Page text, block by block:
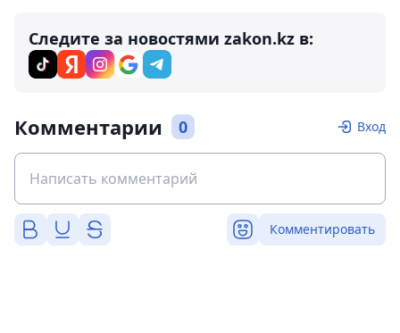
Следите за новостями zakon.kz в:
Комментарии 0 Вход
Комментировать